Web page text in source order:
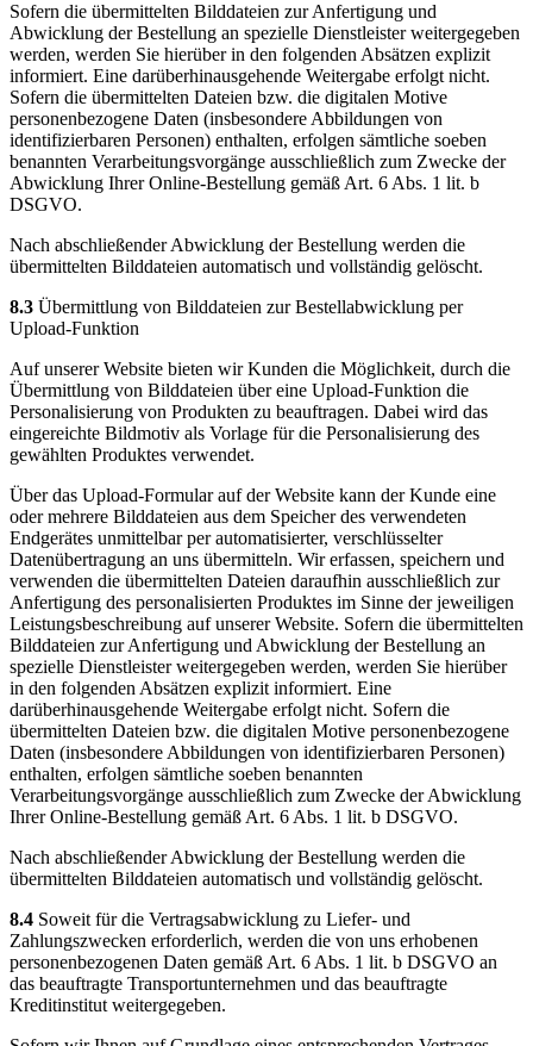
Sofern die übermittelten Bilddateien zur Anfertigung und
Abwicklung der Bestellung an spezielle Dienstleister weitergegeben
werden, werden Sie hierüber in den folgenden Absätzen explizit
informiert. Eine darüberhinausgehende Weitergabe erfolgt nicht.
Sofern die übermittelten Dateien bzw. die digitalen Motive
personenbezogene Daten (insbesondere Abbildungen von
identifizierbaren Personen) enthalten, erfolgen sämtliche soeben
benannten Verarbeitungsvorgänge ausschließlich zum Zwecke der
Abwicklung Ihrer Online-Bestellung gemäß Art. 6 Abs. 1 lit. b
DSGVO.
Nach abschließender Abwicklung der Bestellung werden die
übermittelten Bilddateien automatisch und vollständig gelöscht.
8.3 Übermittlung von Bilddateien zur Bestellabwicklung per
Upload-Funktion
Auf unserer Website bieten wir Kunden die Möglichkeit, durch die
Übermittlung von Bilddateien über eine Upload-Funktion die
Personalisierung von Produkten zu beauftragen. Dabei wird das
eingereichte Bildmotiv als Vorlage für die Personalisierung des
gewählten Produktes verwendet.
Über das Upload-Formular auf der Website kann der Kunde eine
oder mehrere Bilddateien aus dem Speicher des verwendeten
Endgerätes unmittelbar per automatisierter, verschlüsselter
Datenübertragung an uns übermitteln. Wir erfassen, speichern und
verwenden die übermittelten Dateien daraufhin ausschließlich zur
Anfertigung des personalisierten Produktes im Sinne der jeweiligen
Leistungsbeschreibung auf unserer Website. Sofern die übermittelten
Bilddateien zur Anfertigung und Abwicklung der Bestellung an
spezielle Dienstleister weitergegeben werden, werden Sie hierüber
in den folgenden Absätzen explizit informiert. Eine
darüberhinausgehende Weitergabe erfolgt nicht. Sofern die
übermittelten Dateien bzw. die digitalen Motive personenbezogene
Daten (insbesondere Abbildungen von identifizierbaren Personen)
enthalten, erfolgen sämtliche soeben benannten
Verarbeitungsvorgänge ausschließlich zum Zwecke der Abwicklung
Ihrer Online-Bestellung gemäß Art. 6 Abs. 1 lit. b DSGVO.
Nach abschließender Abwicklung der Bestellung werden die
übermittelten Bilddateien automatisch und vollständig gelöscht.
8.4 Soweit für die Vertragsabwicklung zu Liefer- und
Zahlungszwecken erforderlich, werden die von uns erhobenen
personenbezogenen Daten gemäß Art. 6 Abs. 1 lit. b DSGVO an
das beauftragte Transportunternehmen und das beauftragte
Kreditinstitut weitergegeben.